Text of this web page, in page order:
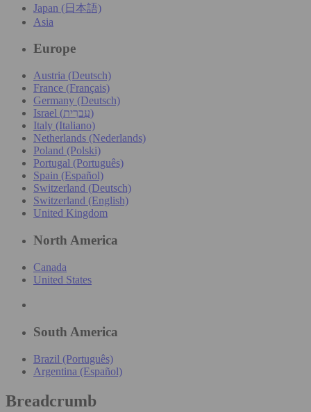
Japan (日本語)
Asia
Europe
Austria (Deutsch)
France (Français)
Germany (Deutsch)
Israel (עִברִית)
Italy (Italiano)
Netherlands (Nederlands)
Poland (Polski)
Portugal (Português)
Spain (Español)
Switzerland (Deutsch)
Switzerland (English)
United Kingdom
North America
Canada
United States
South America
Brazil (Português)
Argentina (Español)
Breadcrumb